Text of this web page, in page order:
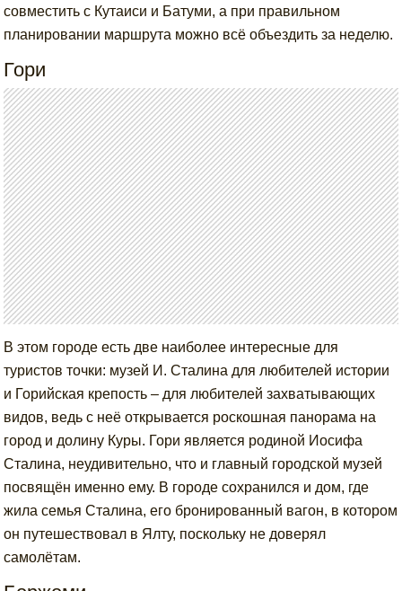
совместить с Кутаиси и Батуми, а при правильном
планировании маршрута можно всё объездить за неделю.
Гори
В этом городе есть две наиболее интересные для
туристов точки: музей И. Сталина для любителей истории
и Горийская крепость – для любителей захватывающих
видов, ведь с неё открывается роскошная панорама на
город и долину Куры. Гори является родиной Иосифа
Сталина, неудивительно, что и главный городской музей
посвящён именно ему. В городе сохранился и дом, где
жила семья Сталина, его бронированный вагон, в котором
он путешествовал в Ялту, поскольку не доверял
самолётам.